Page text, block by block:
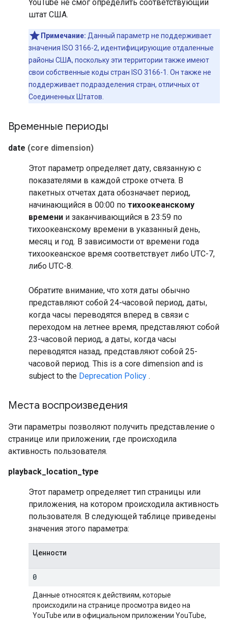
YouTube не смог определить соответствующий
штат США.
Примечание: Данный параметр не поддерживает
значения ISO 3166-2, идентифицирующие отдаленные
районы США, поскольку эти территории также имеют
свои собственные коды стран ISO 3166-1. Он также не
поддерживает подразделения стран, отличных от
Соединенных Штатов.
Временные периоды
date (core dimension)
Этот параметр определяет дату, связанную с
показателями в каждой строке отчета. В
пакетных отчетах дата обозначает период,
начинающийся в 00:00 по тихоокеанскому
времени и заканчивающийся в 23:59 по
тихоокеанскому времени в указанный день,
месяц и год. В зависимости от времени года
тихоокеанское время соответствует либо UTC-7,
либо UTC-8.
Обратите внимание, что хотя даты обычно
представляют собой 24-часовой период, даты,
когда часы переводятся вперед в связи с
переходом на летнее время, представляют собой
23-часовой период, а даты, когда часы
переводятся назад, представляют собой 25-
часовой период. This is a core dimension and is
subject to the Deprecation Policy .
Места воспроизведения
Эти параметры позволяют получить представление о
странице или приложении, где происходила
активность пользователя.
playback_location_type
Этот параметр определяет тип страницы или
приложения, на котором происходила активность
пользователя. В следующей таблице приведены
значения этого параметра:
Ценности
0
Данные относятся к действиям, которые
происходили на странице просмотра видео на
YouTube или в официальном приложении YouTube,